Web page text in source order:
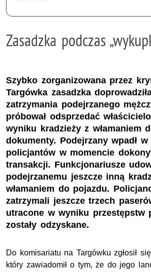
Zasadzka podczas
Szybko zorganizowana przez
Targówka zasadzka
zatrzymania podejrzanego
próbował odsprzedać
wyniku kradzieży z włamaniem
dokumenty. Podejrzany wpadł w
policjantów w momencie
transakcji. Funkcjonariusze
podejrzanemu jeszcze inną
włamaniem do pojazdu.
zatrzymali jeszcze trzech
utracone w wyniku przestępstw
zostały odzyskane.
Do komisariatu na Targówku zgłosił
który zawiadomił o tym, że do jego